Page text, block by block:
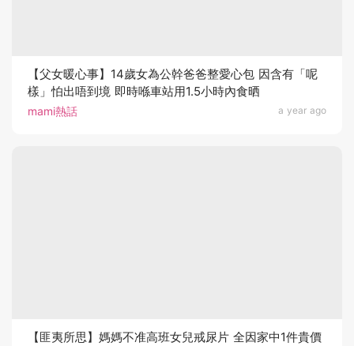
mami熱話 a year ago
【父女暖心事】14歲女為公幹爸爸整愛心包 因含有「呢
樣」怕出唔到境 即時喺車站用1.5小時內食晒
【匪夷所思】媽媽不准高班女兒戒尿片 全因家中1件貴價